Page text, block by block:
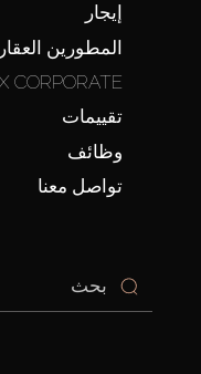
إيجار
المطورين
CORPORATE
تقييمات
وظائف
تواصل معنا